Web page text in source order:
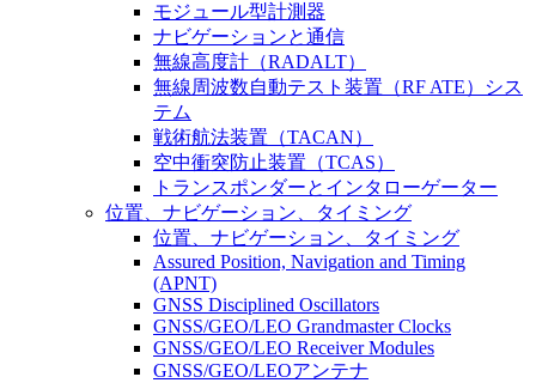
モジュール型計測器
ナビゲーションと通信
無線高度計（RADALT）
無線周波数自動テスト装置（RF ATE）シス
テム
戦術航法装置（TACAN）
空中衝突防止装置（TCAS）
トランスポンダーとインタローゲーター
位置、ナビゲーション、タイミング
位置、ナビゲーション、タイミング
Assured Position, Navigation and Timing
(APNT)
GNSS Disciplined Oscillators
GNSS/GEO/LEO Grandmaster Clocks
GNSS/GEO/LEO Receiver Modules
GNSS/GEO/LEOアンテナ